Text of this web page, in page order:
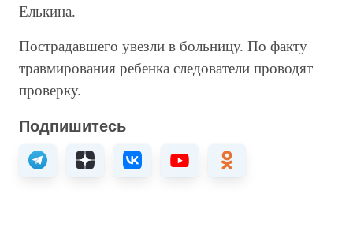
Елькина.
Пострадавшего увезли в больницу. По факту
травмирования ребенка следователи проводят
проверку.
Подпишитесь